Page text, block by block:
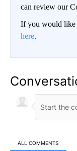
can review our
If you would like
here.
ALL COMMENTS